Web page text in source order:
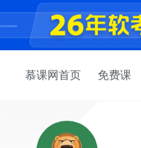
慕课网首页 免费课